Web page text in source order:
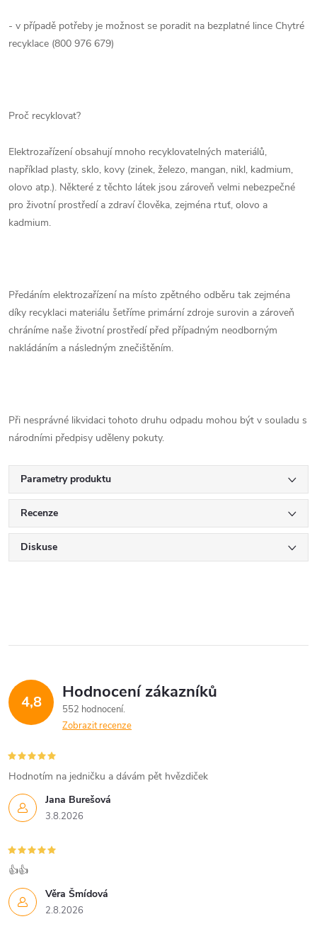
- v případě potřeby je možnost se poradit na bezplatné lince Chytré
recyklace (800 976 679)
Proč recyklovat?
Elektrozařízení obsahují mnoho recyklovatelných materiálů,
například plasty, sklo, kovy (zinek, železo, mangan, nikl, kadmium,
olovo atp.). Některé z těchto látek jsou zároveň velmi nebezpečné
pro životní prostředí a zdraví člověka, zejména rtuť, olovo a
kadmium.
Předáním elektrozařízení na místo zpětného odběru tak zejména
díky recyklaci materiálu šetříme primární zdroje surovin a zároveň
chráníme naše životní prostředí před případným neodborným
nakládáním a následným znečištěním.
Při nesprávné likvidaci tohoto druhu odpadu mohou být v souladu s
národními předpisy uděleny pokuty.
Parametry produktu
Recenze
Diskuse
4,8 Hodnocení zákazníků
552 hodnocení
Zobrazit recenze
Jana Burešová
3.8.2026
Hodnotím na jedničku a dávám pět hvězdiček
Věra Šmídová
2.8.2026
👍👍